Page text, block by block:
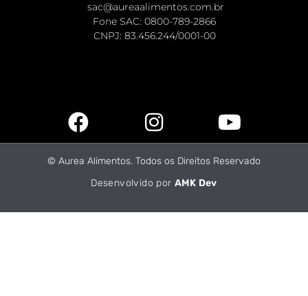
sac@aureaalimentos.com.br
Fone SAC: 0800-789-2866
CNPJ: 83.456.244/0001-00 ​
© Aurea Alimentos. Todos os Direitos Reservado
Desenvolvido por AMK Dev